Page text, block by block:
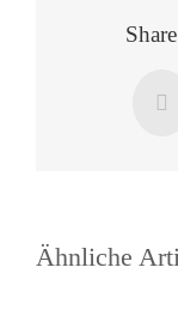
Ähnliche